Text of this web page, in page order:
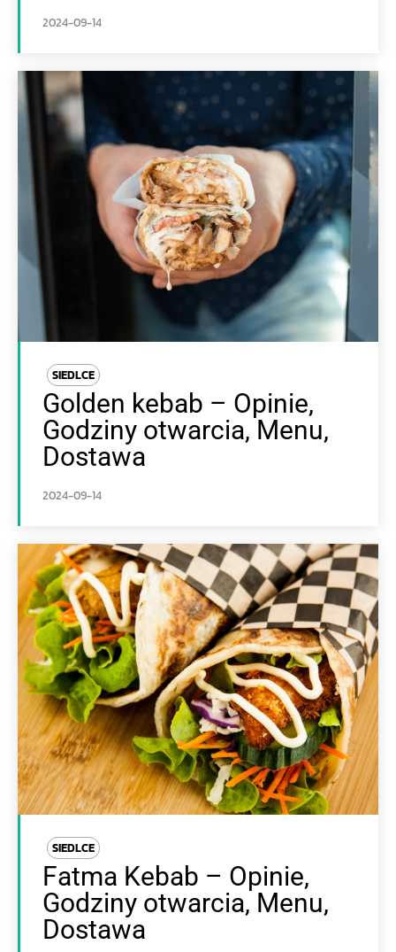
2024-09-14
SIEDLCE
Golden kebab – Opinie,
Godziny otwarcia, Menu,
Dostawa
2024-09-14
SIEDLCE
Fatma Kebab – Opinie,
Godziny otwarcia, Menu,
Dostawa